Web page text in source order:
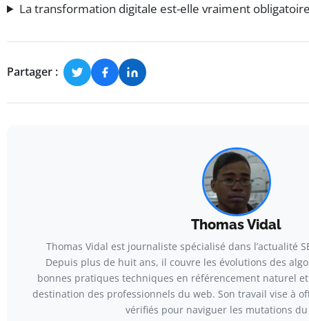
La transformation digitale est-elle vraiment
Partager :
Thomas Vidal
Thomas Vidal est journaliste spécialisé dans l’actualité
Depuis plus de huit ans, il couvre les évolutions des
bonnes pratiques techniques en référencement naturel
destination des professionnels du web. Son travail vise à
vérifiés pour naviguer les mutations